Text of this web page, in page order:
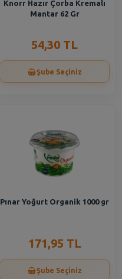
Knorr Hazır Çorba Kremalı
Mantar 62 Gr
54,30 TL
Şube Seçiniz
Pınar Yoğurt Organik 1000 gr
171,95 TL
Şube Seçiniz